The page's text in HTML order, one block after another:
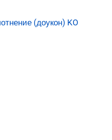
(доукон) KO